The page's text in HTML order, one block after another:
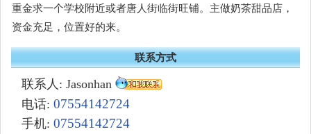
重金求一个学校附近或者唐人街临街旺铺。主做奶茶甜品店，
资金充足，位置好的来。
联系方式
联系人: Jasonhan
电话: 07554142724
手机: 07554142724